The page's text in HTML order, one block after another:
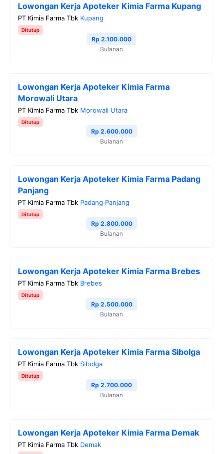
t
e
r
g
r
s
A
L
i
n
Lowongan Kerja Apoteker Kimia Farma Kupang
PT Kimia Farma Tbk Kupang
Ditutup
Rp 2.100.000
Bulanan
Lowongan Kerja Apoteker Kimia Farma
Morowali Utara
PT Kimia Farma Tbk Morowali Utara
Ditutup
Rp 2.600.000
Bulanan
Lowongan Kerja Apoteker Kimia Farma Padang
Panjang
PT Kimia Farma Tbk Padang Panjang
Ditutup
Rp 2.800.000
Bulanan
Lowongan Kerja Apoteker Kimia Farma Brebes
PT Kimia Farma Tbk Brebes
Ditutup
Rp 2.500.000
Bulanan
Lowongan Kerja Apoteker Kimia Farma Sibolga
PT Kimia Farma Tbk Sibolga
Ditutup
Rp 2.700.000
Bulanan
Lowongan Kerja Apoteker Kimia Farma Demak
PT Kimia Farma Tbk Demak